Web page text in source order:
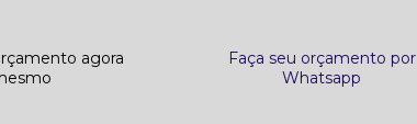
agora
Faça seu orçamento por
Whatsapp